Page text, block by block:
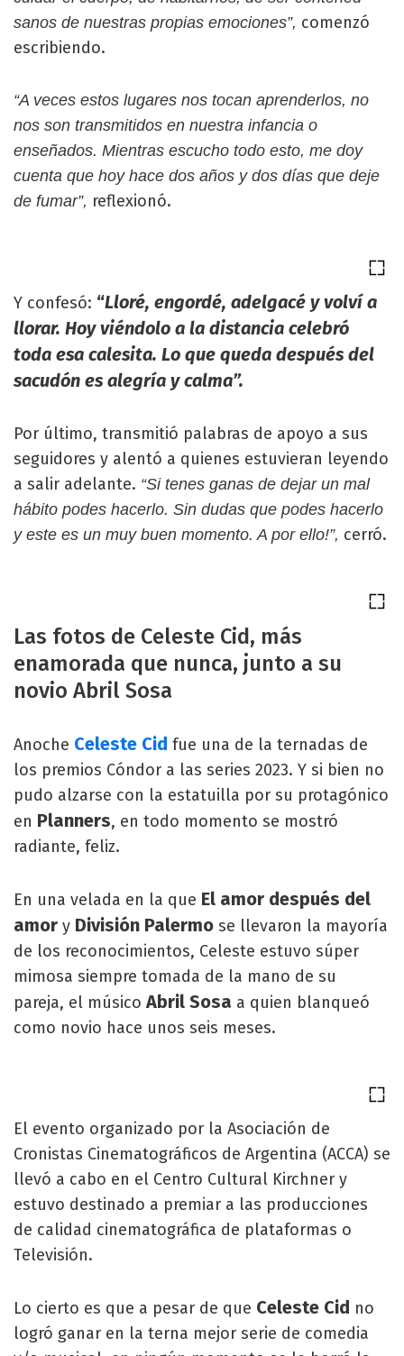
sanos de nuestras propias emociones”, comenzó
escribiendo.
“A veces estos lugares nos tocan aprenderlos, no
nos son transmitidos en nuestra infancia o
enseñados. Mientras escucho todo esto, me doy
cuenta que hoy hace dos años y dos días que deje
de fumar”, reflexionó.
Y confesó: “Lloré, engordé, adelgacé y volví a
llorar. Hoy viéndolo a la distancia celebró
toda esa calesita. Lo que queda después del
sacudón es alegría y calma”.
Por último, transmitió palabras de apoyo a sus
seguidores y alentó a quienes estuvieran leyendo
a salir adelante. “Si tenes ganas de dejar un mal
hábito podes hacerlo. Sin dudas que podes hacerlo
y este es un muy buen momento. A por ello!”, cerró.
Las fotos de Celeste Cid, más
enamorada que nunca, junto a su
novio Abril Sosa
Anoche Celeste Cid fue una de la ternadas de
los premios Cóndor a las series 2023. Y si bien no
pudo alzarse con la estatuilla por su protagónico
en Planners, en todo momento se mostró
radiante, feliz.
En una velada en la que El amor después del
amor y División Palermo se llevaron la mayoría
de los reconocimientos, Celeste estuvo súper
mimosa siempre tomada de la mano de su
pareja, el músicoAbril Sosa a quien blanqueó
como novio hace unos seis meses.
El evento organizado por la Asociación de
Cronistas Cinematográficos de Argentina (ACCA) se
llevó a cabo en el Centro Cultural Kirchner y
estuvo destinado a premiar a las producciones
de calidad cinematográfica de plataformas o
Televisión.
Lo cierto es que a pesar de que Celeste Cid no
logró ganar en la terna mejor serie de comedia